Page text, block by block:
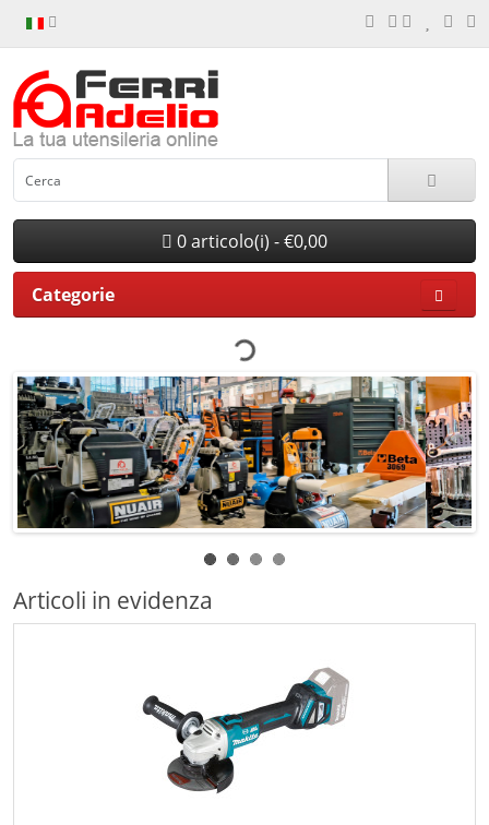
0 articolo(i) - €0,00
Categorie
Articoli in evidenza